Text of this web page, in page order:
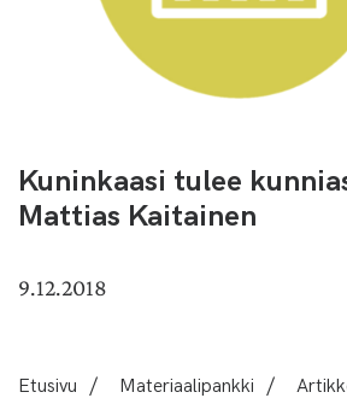
Kuninkaasi tulee
Mattias Kaitainen
9.12.2018
Etusivu / Materiaalipankki /